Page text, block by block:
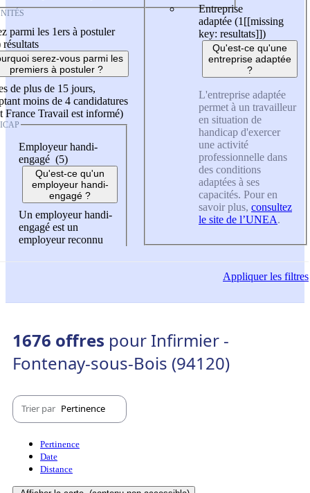
parmi les 1ers à postuler
résultats
serez-vous parmi les
premiers à postuler ?
de plus de 15 jours,
moins de 4 candidatures
France Travail est informé)
Employeur handi-
engagé (5)
Qu'est-ce qu'un
employeur handi-
engagé ?
Un employeur handi-
engagé est un
employeur reconnu
Entreprise
adaptée (1 [[missing
key: resultats]])
Qu'est-ce qu'une
entreprise adaptée
?
L'entreprise adaptée
permet à un travailleur
en situation de
handicap d'exercer
une activité
professionnelle dans
des conditions
adaptées à ses
capacités. Pour en
savoir plus, consultez
le site de l’UNEA.
Appliquerles filtres
1676 offres pour Infirmier -
Fontenay-sous-Bois (94120)
Trier par Pertinence
Pertinence
Date
Distance